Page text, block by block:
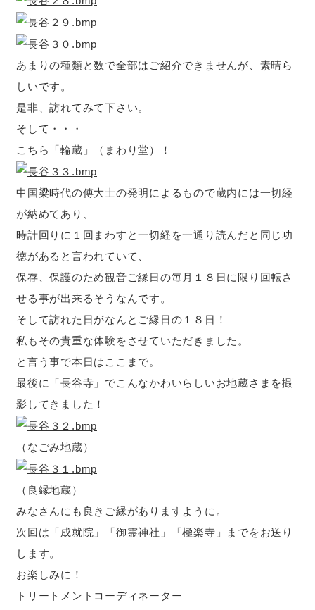
あまりの種類と数で全部はご紹介できませんが、素晴ら
しいです。
是非、訪れてみて下さい。
そして・・・
こちら「輪蔵」（まわり堂）！
中国梁時代の傅大士の発明によるもので蔵内には一切経
が納めてあり、
時計回りに１回まわすと一切経を一通り読んだと同じ功
徳があると言われていて、
保存、保護のため観音ご縁日の毎月１８日に限り回転さ
せる事が出来るそうなんです。
そして訪れた日がなんとご縁日の１８日！
私もその貴重な体験をさせていただきました。
と言う事で本日はここまで。
最後に「長谷寺」でこんなかわいらしいお地蔵さまを撮
影してきました！
（なごみ地蔵）
（良縁地蔵）
みなさんにも良きご縁がありますように。
次回は「成就院」「御霊神社」「極楽寺」までをお送り
します。
お楽しみに！
トリートメントコーディネーター